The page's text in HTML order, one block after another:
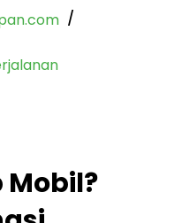
Mobil?